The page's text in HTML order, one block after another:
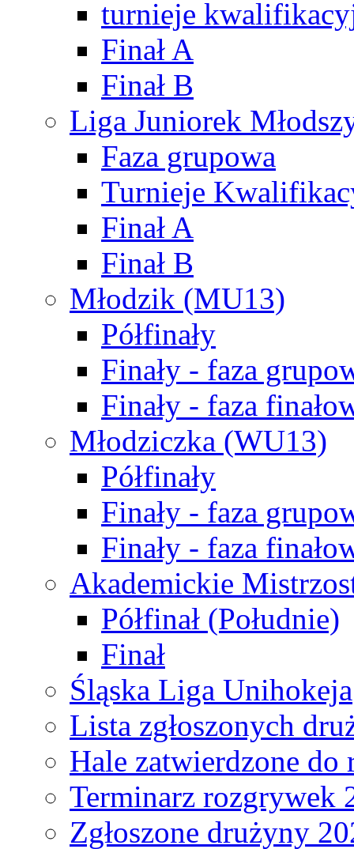
turnieje
Finał A
Finał B
Liga Juniorek
Faza grupowa
Turnieje
Finał A
Finał B
Młodzik (MU13)
Półfinały
Finały - faza
Finały - faza
Młodziczka (WU13)
Półfinały
Finały - faza
Finały - faza
Akademickie
Półfinał (Południe)
Finał
Śląska Liga Unihokeja
Lista zgłoszonych
Hale zatwierdzone do
Terminarz rozgrywek
Zgłoszone drużyny